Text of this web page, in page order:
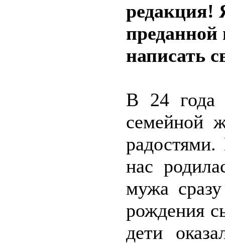
редакция!
написать
В 24 года
семейной
нас
мужа
рождения
дети